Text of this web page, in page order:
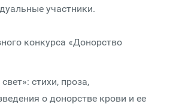
участники.
конкурса «Донорство
стихи, проза,
о донорстве крови и ее